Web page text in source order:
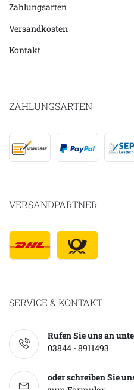
Zahlungsarten
Versandkosten
Kontakt
ZAHLUNGSARTEN
VERSANDPARTNER
SERVICE & KONTAKT
Rufen Sie uns an
03844 - 8911493
oder schreiben Sie